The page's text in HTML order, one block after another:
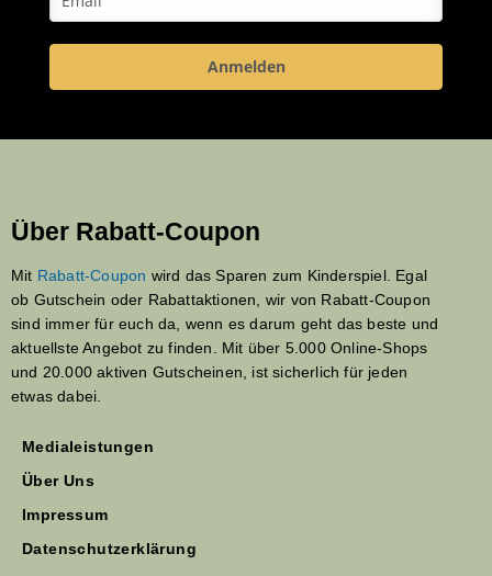
Anmelden
Über Rabatt-Coupon
Mit Rabatt-Coupon wird das Sparen zum Kinderspiel. Egal
ob Gutschein oder Rabattaktionen, wir von Rabatt-Coupon
sind immer für euch da, wenn es darum geht das beste und
aktuellste Angebot zu finden. Mit über 5.000 Online-Shops
und 20.000 aktiven Gutscheinen, ist sicherlich für jeden
etwas dabei.
Medialeistungen
Über Uns
Impressum
Datenschutzerklärung